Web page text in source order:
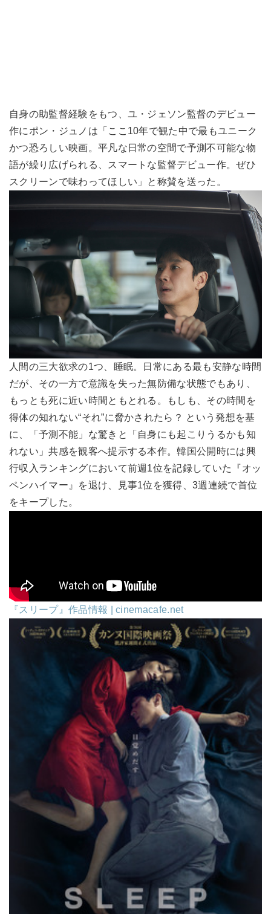
自身の助監督経験をもつ、ユ・ジェソン監督のデビュー
作にポン・ジュノは「ここ10年で観た中で最もユニーク
かつ恐ろしい映画。平凡な日常の空間で予測不可能な物
語が繰り広げられる、スマートな監督デビュー作。ぜひ
スクリーンで味わってほしい」と称賛を送った。
人間の三大欲求の1つ、睡眠。日常にある最も安静な時間
だが、その一方で意識を失った無防備な状態でもあり、
もっとも死に近い時間ともとれる。もしも、その時間を
得体の知れない“それ”に脅かされたら？ という発想を基
に、「予測不能」な驚きと「自身にも起こりうるかも知
れない」共感を観客へ提示する本作。韓国公開時には興
行収入ランキングにおいて前週1位を記録していた『オッ
ペンハイマー』を退け、見事1位を獲得、3週連続で首位
をキープした。
『スリープ』作品情報 | cinemacafe.net